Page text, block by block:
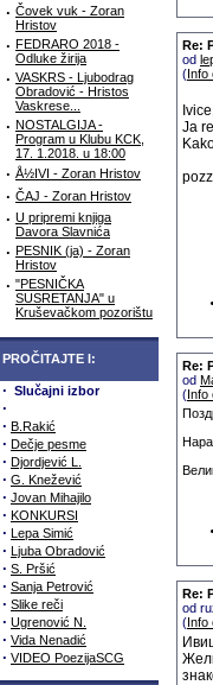
· Čovek vuk - Zoran
Hristov
· FEDRARO 2018 -
Odluke žirija
· VASKRS - Ljubodrag
Obradović - Hristos
Vaskrese...
· NOSTALGIJA -
Program u Klubu KCK,
17. 1.2018. u 18:00
· Å½IVI - Zoran Hristov
· ČAJ - Zoran Hristov
· U pripremi knjiga
Davora Slavnića
· PESNIK (ja) - Zoran
Hristov
· "PESNIČKA
SUSRETANJA" u
Kruševačkom pozorištu
PROČITAJTE I:
· Slučajni izbor
·
· B.Rakić
· Dečje pesme
· Djordjević L.
· G. Knežević
· Jovan Mihajilo
· KONKURSI
· Lepa Simić
· Ljuba Obradović
· S. Pršić
· Sanja Petrović
· Slike reči
· Ugrenović N.
· Vida Nenadić
· VIDEO PoezijaSCG
Re:
od
(Info
Ja
Re:
od
(Info
Re:
od
(Info